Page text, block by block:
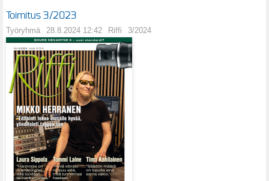
Toimitus 3/2023
Työryhmä 28.8.2024 12:42 Riffi 3/2024